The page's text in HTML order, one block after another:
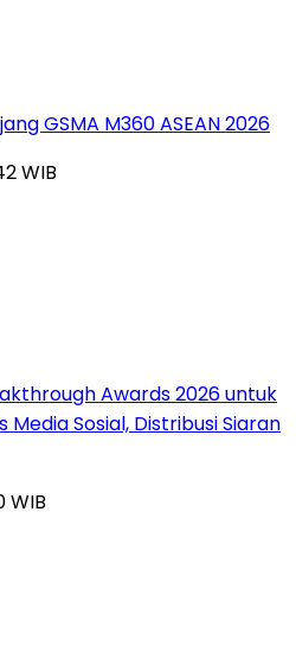
GSMA M360 ASEAN 2026
WIB
Awards 2026 untuk
Sosial, Distribusi Siaran
WIB